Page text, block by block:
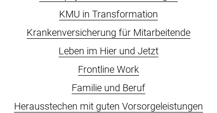
KMU in Transformation
Krankenversicherung für Mitarbeitende
Leben im Hier und Jetzt
Frontline Work
Familie und Beruf
Herausstechen mit guten Vorsorgeleistungen